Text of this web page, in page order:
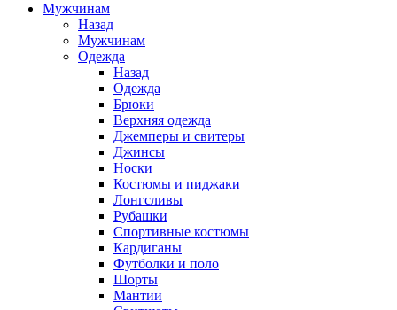
Мужчинам
Назад
Мужчинам
Одежда
Назад
Одежда
Брюки
Верхняя одежда
Джемперы и свитеры
Джинсы
Носки
Костюмы и пиджаки
Лонгсливы
Рубашки
Спортивные костюмы
Кардиганы
Футболки и поло
Шорты
Мантии